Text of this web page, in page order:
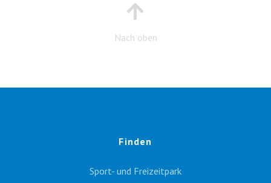
Nach oben
Finden
Sport- und Freizeitpark